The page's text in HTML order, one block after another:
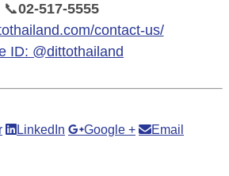
📞02-517-5555
contact-us/
ID: @dittothailand
LinkedIn Google + Email